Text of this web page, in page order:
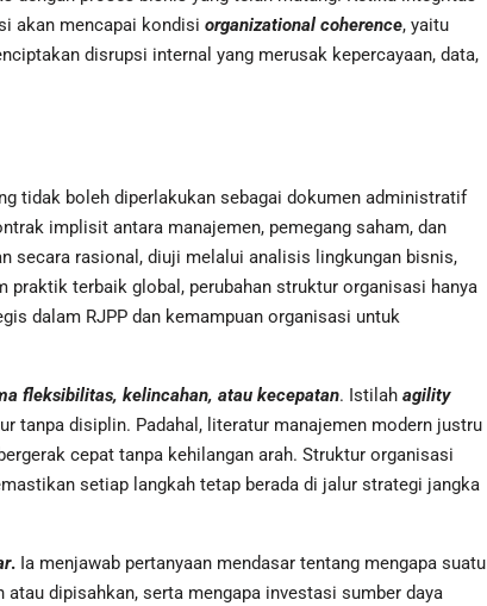
akan mencapai kondisi organizational coherence, yaitu
disrupsi internal yang merusak kepercayaan, data,
tidak boleh diperlakukan sebagai dokumen administratif
implisit antara manajemen, pemegang saham, dan
secara rasional, diuji melalui analisis lingkungan bisnis,
terbaik global, perubahan struktur organisasi hanya
dalam RJPP dan kemampuan organisasi untuk
fleksibilitas, kelincahan, atau kecepatan. Istilah agility
tanpa disiplin. Padahal, literatur manajemen modern justru
cepat tanpa kehilangan arah. Struktur organisasi
setiap langkah tetap berada di jalur strategi jangka
. Ia menjawab pertanyaan mendasar tentang mengapa suatu
dipisahkan, serta mengapa investasi sumber daya